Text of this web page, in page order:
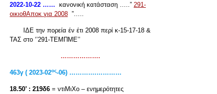
2022-10-22 …… κανονική κατάσταση …..” 291-
οικιοθΑποκ για 2008 ”…..
ΙΔΕ την πορεία έν έτι 2008 περί κ-15-17-18 &
ΤΑΣ στο ‘’291-ΤΕΜΠΜΕ’’
……………….
463γ ( 2023-02ος-06) ………….…………
18.50’ : 219δ6 = ντιΜιΧο – ενημερότητες